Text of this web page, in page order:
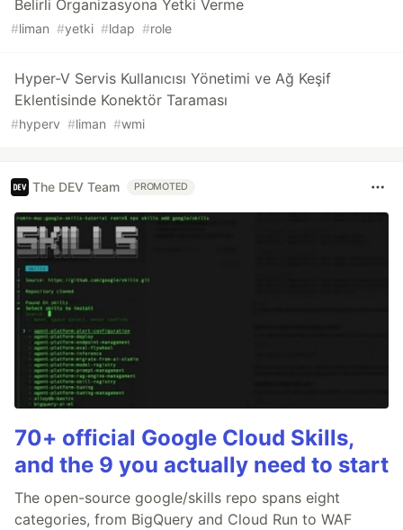
Belirli Organizasyona Yetki Verme
#liman #yetki #ldap #role
Hyper-V Servis Kullanıcısı Yönetimi ve Ağ Keşif
Eklentisinde Konektör Taraması
#hyperv #liman #wmi
The DEV Team PROMOTED
70+ official Google Cloud Skills,
and the 9 you actually need to start
The open-source google/skills repo spans eight
categories, from BigQuery and Cloud Run to WAF